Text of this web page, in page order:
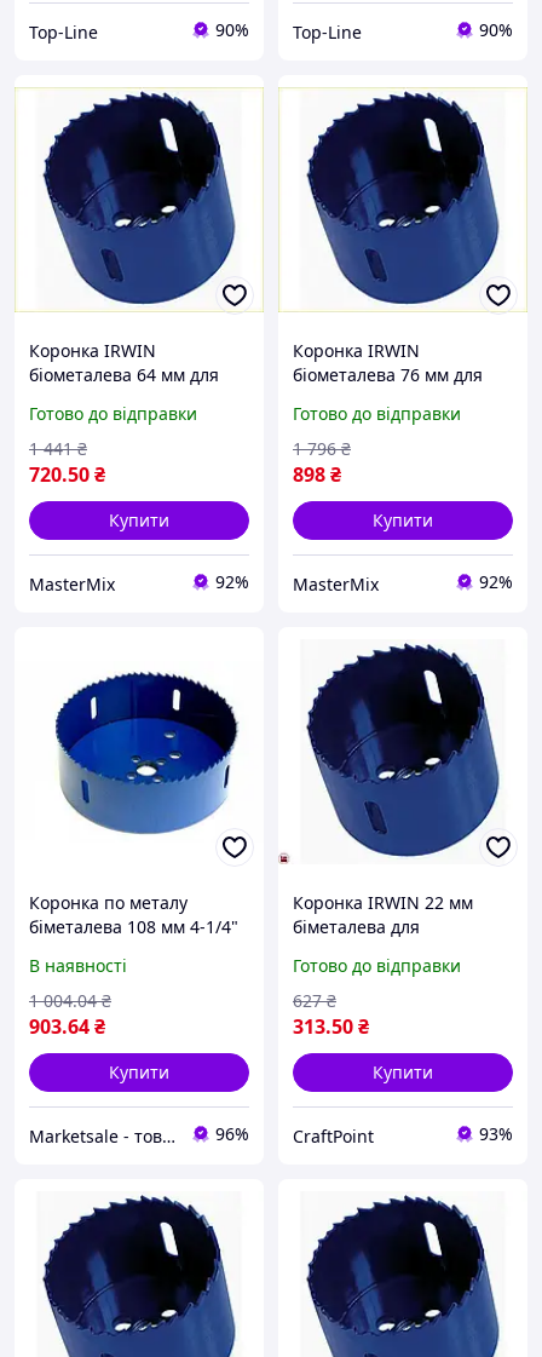
Top-Line 90% Top-Line 90%
Коронка IRWIN
біометалева 64 мм для
висока міцність і
довговічність
Готово до відправки
720.50₴
1 441 ₴
Купити
MasterMix 92%
Коронка IRWIN
біометалева 76 мм для
алюміній
Готово до відправки
898₴
1 796 ₴
Купити
MasterMix 92%
Коронка по металу
біметалева 108 мм 4-1/4"
В наявності
903.64₴
1 004.04 ₴
Купити
Marketsale - товари зі знижкою 96%
Коронка IRWIN 22 мм
біметалева для
високої швидкості та
довговічності
Готово до відправки
313.50₴
627 ₴
Купити
CraftPoint 93%